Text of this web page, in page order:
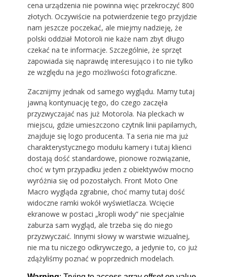
cena urządzenia nie powinna więc przekroczyć 800
złotych. Oczywiście na potwierdzenie tego przyjdzie
nam jeszcze poczekać, ale miejmy nadzieję, że
polski oddział Motoroli nie każe nam zbyt długo
czekać na te informacje. Szczególnie, że sprzęt
zapowiada się naprawdę interesująco i to nie tylko
ze względu na jego możliwości fotograficzne.
Zacznijmy jednak od samego wyglądu. Mamy tutaj
jawną kontynuację tego, do czego zaczęła
przyzwyczajać nas już Motorola. Na pleckach w
miejscu, gdzie umieszczono czytnik linii papilarnych,
znajduje się logo producenta. Ta seria nie ma już
charakterystycznego modułu kamery i tutaj klienci
dostają dość standardowe, pionowe rozwiązanie,
choć w tym przypadku jeden z obiektywów mocno
wyróżnia się od pozostałych. Front Moto One
Macro wygląda zgrabnie, choć mamy tutaj dość
widoczne ramki wokół wyświetlacza. Wcięcie
ekranowe w postaci „kropli wody” nie specjalnie
zaburza sam wygląd, ale trzeba się do niego
przyzwyczaić. Innymi słowy w warstwie wizualnej,
nie ma tu niczego odkrywczego, a jedynie to, co już
zdążyliśmy poznać w poprzednich modelach.